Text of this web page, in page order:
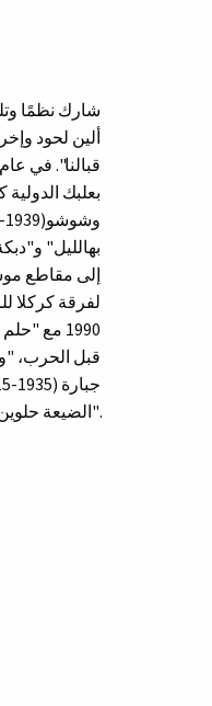
قبل الحرب،
الضيعة حلوين"، "تتمسوا يا حبايب"، "ورقصة الشمس".